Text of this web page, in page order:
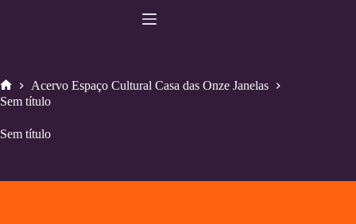
Home
Acervo Espaço Cultural Casa das Onze Janelas
Sem título
Sem título